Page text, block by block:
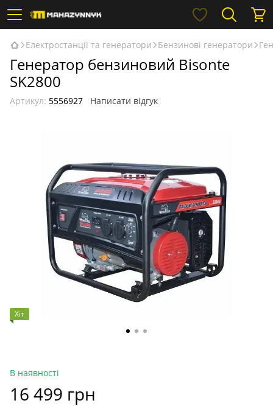
Електростанції та генератори Бензинові генератори
Генератор бензиновий Bisonte
SK2800
Артикул: 5556927 Написати відгук
Хіт
В наявності
16 499 грн